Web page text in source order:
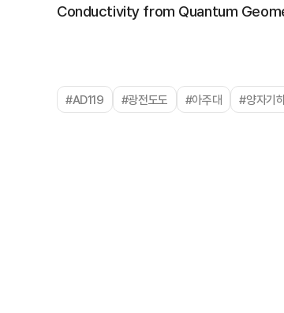
Conductivity from Quantum
#AD119 #광전도도 #아주대 #양자기